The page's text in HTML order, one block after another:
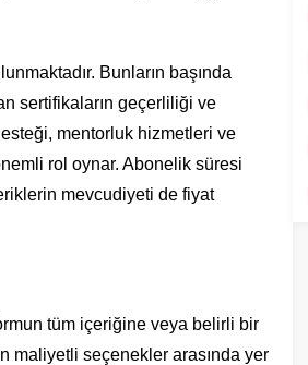
Bunların başında
sertifikaların geçerliliği ve
mentorluk hizmetleri ve
rol oynar. Abonelik süresi
mevcudiyeti de fiyat
tüm içeriğine veya belirli bir
maliyetli seçenekler arasında yer